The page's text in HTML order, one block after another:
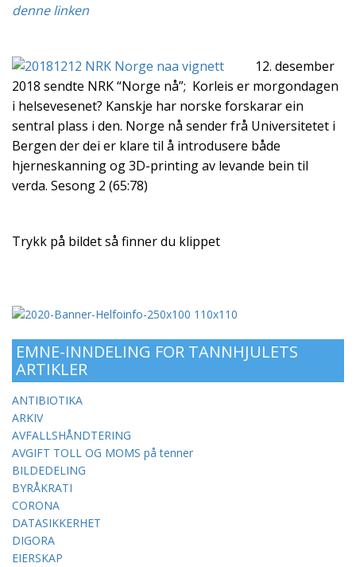
denne linken
12. desember
2018 sendte NRK “Norge nå”; Korleis er morgondagen
i helsevesenet? Kanskje har norske forskarar ein
sentral plass i den. Norge nå sender frå Universitetet i
Bergen der dei er klare til å introdusere både
hjerneskanning og 3D-printing av levande bein til
verda. Sesong 2 (65:78)
Trykk på bildet så finner du klippet
EMNE-INNDELING FOR TANNHJULETS
ARTIKLER
ANTIBIOTIKA
ARKIV
AVFALLSHÅNDTERING
AVGIFT TOLL OG MOMS på tenner
BILDEDELING
BYRÅKRATI
CORONA
DATASIKKERHET
DIGORA
EIERSKAP